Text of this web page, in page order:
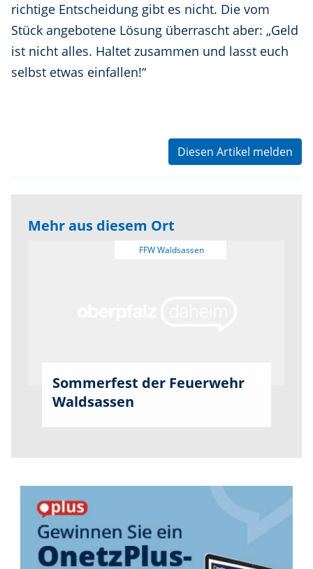
richtige Entscheidung gibt es nicht. Die vom
Stück angebotene Lösung überrascht aber: „Geld
ist nicht alles. Haltet zusammen und lasst euch
selbst etwas einfallen!“
Diesen Artikel melden
Mehr aus diesem Ort
Sommerfest der Feuerwehr
Waldsassen